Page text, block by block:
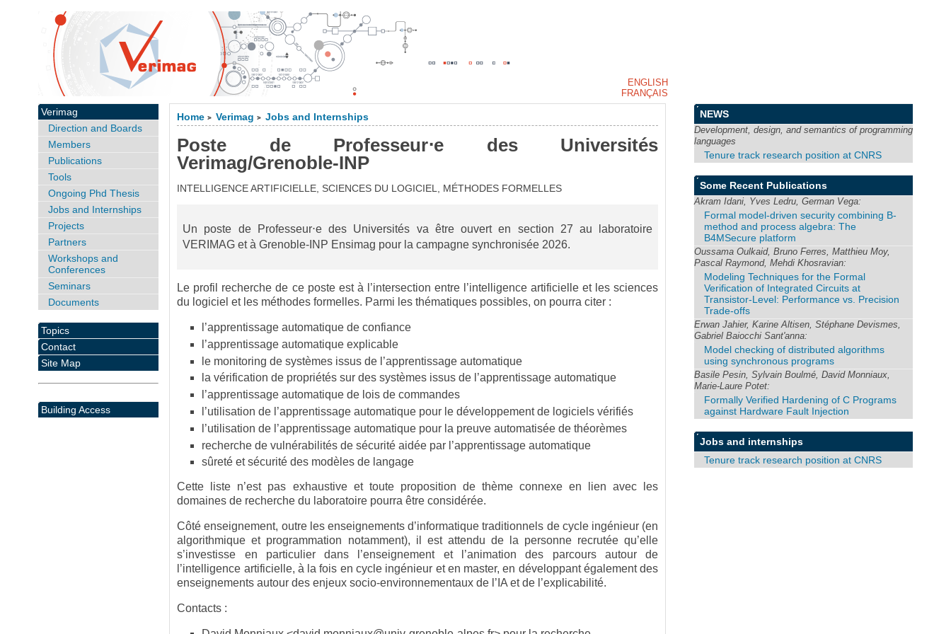
Home > Verimag > Jobs and Internships
Poste de Professeur⋅e des Universités
Verimag/Grenoble-INP
INTELLIGENCE ARTIFICIELLE, SCIENCES DU LOGICIEL, MÉTHODES FORMELLES
Un poste de Professeur⋅e des Universités va être ouvert en section 27 au laboratoire
VERIMAG et à Grenoble-INP Ensimag pour la campagne synchronisée 2026.
Le profil recherche de ce poste est à l’intersection entre l’intelligence artificielle et les sciences
du logiciel et les méthodes formelles. Parmi les thématiques possibles, on pourra citer :
l’apprentissage automatique de confiance
l’apprentissage automatique explicable
le monitoring de systèmes issus de l’apprentissage automatique
la vérification de propriétés sur des systèmes issus de l’apprentissage automatique
l’apprentissage automatique de lois de commandes
l’utilisation de l’apprentissage automatique pour le développement de logiciels vérifiés
l’utilisation de l’apprentissage automatique pour la preuve automatisée de théorèmes
recherche de vulnérabilités de sécurité aidée par l’apprentissage automatique
sûreté et sécurité des modèles de langage
Cette liste n’est pas exhaustive et toute proposition de thème connexe en lien avec les
domaines de recherche du laboratoire pourra être considérée.
Côté enseignement, outre les enseignements d’informatique traditionnels de cycle ingénieur (en
algorithmique et programmation notamment), il est attendu de la personne recrutée qu’elle
s’investisse en particulier dans l’enseignement et l’animation des parcours autour de
l’intelligence artificielle, à la fois en cycle ingénieur et en master, en développant également des
enseignements autour des enjeux socio-environnementaux de l’IA et de l’explicabilité.
Contacts :
Verimag
Direction and Boards
Members
Publications
Tools
Ongoing Phd Thesis
Jobs and Internships
Projects
Partners
Workshops and
Conferences
Seminars
Documents
Topics
Contact
Site Map
Building Access
NEWS
Development, design, and semantics of programming
languages
Tenure track research position at CNRS
Some Recent Publications
Akram Idani, Yves Ledru, German Vega:
Formal model-driven security combining B-
method and process algebra: The
B4MSecure platform
Oussama Oulkaid, Bruno Ferres, Matthieu Moy,
Pascal Raymond, Mehdi Khosravian:
Modeling Techniques for the Formal
Verification of Integrated Circuits at
Transistor-Level: Performance vs. Precision
Trade-offs
Erwan Jahier, Karine Altisen, Stéphane Devismes,
Gabriel Baiocchi Sant'anna:
Model checking of distributed algorithms
using synchronous programs
Basile Pesin, Sylvain Boulmé, David Monniaux,
Marie-Laure Potet:
Formally Verified Hardening of C Programs
against Hardware Fault Injection
Jobs and internships
Tenure track research position at CNRS
ENGLISH
FRANÇAIS